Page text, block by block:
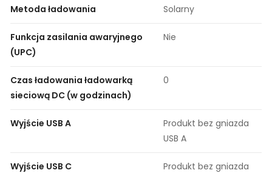
Metoda ładowania Solarny
Funkcja zasilania awaryjnego
(UPC)
Nie
Czas ładowania ładowarką
sieciową DC (w godzinach)
0
Wyjście USB A
Produkt bez gniazda
USB A
Wyjście USB C
Produkt bez gniazda